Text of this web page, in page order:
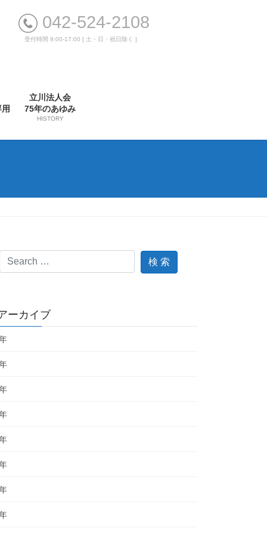
042-524-2108
受付時間 9:00-17:00 [ 土・日・祝日除く ]
立川法人会
75年のあゆみ
HISTORY
ーカイブ